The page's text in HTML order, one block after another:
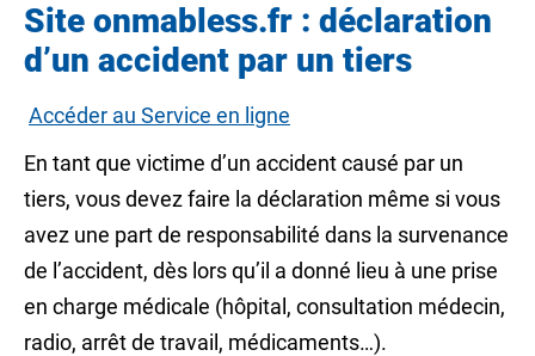
Site onmabless.fr : déclaration
d’un accident par un tiers
Accéder au Service en ligne
En tant que victime d’un accident causé par un
tiers, vous devez faire la déclaration même si vous
avez une part de responsabilité dans la survenance
de l’accident, dès lors qu’il a donné lieu à une prise
en charge médicale (hôpital, consultation médecin,
radio, arrêt de travail, médicaments…).